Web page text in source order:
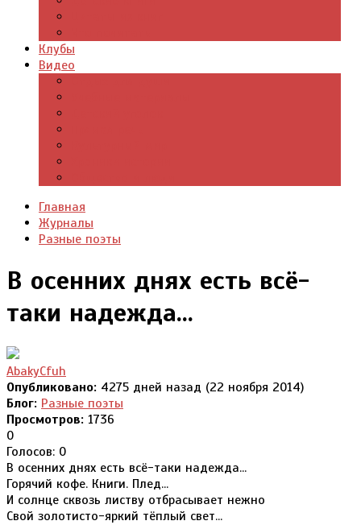
Клубы
Видео
Главная
Журналы
Разные поэты
В осенних днях есть всё-
таки надежда...
AbakyCfuh
Опубликовано: 4275 дней назад (22 ноября 2014)
Блог: Разные поэты
Просмотров: 1736
0
Голосов: 0
В осенних днях есть всё-таки надежда...
Горячий кофе. Книги. Плед...
И солнце сквозь листву отбрасывает нежно
Свой золотисто-яркий тёплый свет...